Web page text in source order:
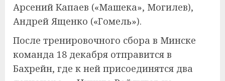
Арсений Капаев («Машека», Могилев),
Андрей Ященко («Гомель»).
После тренировочного сбора в Минске
команда 18 декабря отправится в
Бахрейн, где к ней присоединятся два